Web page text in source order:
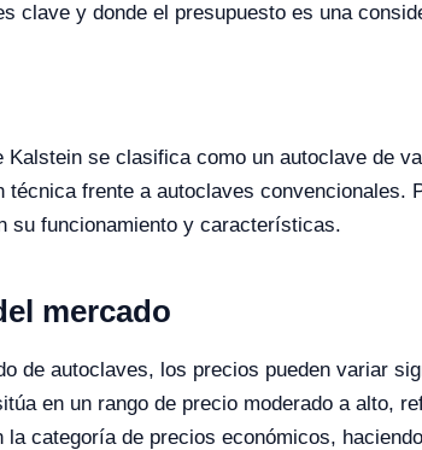
clave y donde el presupuesto es una
Kalstein se clasifica como un autoclave de
técnica frente a autoclaves convencionales.
su funcionamiento y características.
mercado
de autoclaves, los precios pueden variar
en un rango de precio moderado a alto,
la categoría de precios económicos,